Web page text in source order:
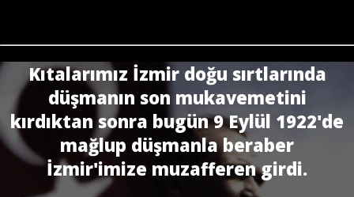
Kıtalarımız İzmir doğu sırtlarında
düşmanın son mukavemetini
kırdıktan sonra bugün 9 Eylül 1922'de
mağlup düşmanla beraber
İzmir'imize muzafferen girdi.